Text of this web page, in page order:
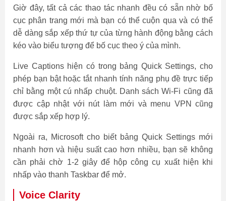
Giờ đây, tất cả các thao tác nhanh đều có sẵn nhờ bố
cục phân trang mới mà bạn có thể cuộn qua và có thể
dễ dàng sắp xếp thứ tự của từng hành động bằng cách
kéo vào biểu tượng để bố cục theo ý của mình.
Live Captions hiện có trong bảng Quick Settings, cho
phép bạn bật hoặc tắt nhanh tính năng phụ đề trực tiếp
chỉ bằng một cú nhấp chuột. Danh sách Wi-Fi cũng đã
được cập nhật với nút làm mới và menu VPN cũng
được sắp xếp hợp lý.
Ngoài ra, Microsoft cho biết bảng Quick Settings mới
nhanh hơn và hiệu suất cao hơn nhiều, bạn sẽ không
cần phải chờ 1-2 giây để hộp công cụ xuất hiện khi
nhấp vào thanh Taskbar để mở.
Voice Clarity